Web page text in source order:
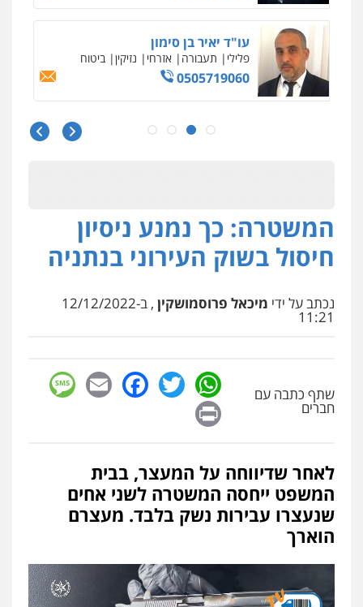
0542255161
גל דהן – משרד עורך דין פלילי
פלילי פשיעה חמורה
וחקירות
0544723840
עו"ד אלון ארז
פלילי צבאי סמים אלימות במשפחה צווארון
לבן
0507913332
עו"ד איהאב ג'לג'ולי
0505216700
עו"ד שלומי שרון
0547342002
המשטרה: כך נמנע ניסיון
חיסול בשוק העירוני בנתניה
נכתב על ידי מיכאל פרוסמושקין , ב-12/12/2022
11:21
שתף כתבה עם
חברים
WhatsApp
Twitter
Facebook
Email
לאחר שדיווחה על המעצר, בבית
המשפט ייחסה המשטרה לשני אחים
שנעצרו עבירות נשק בלבד. מעצרם
הוארך